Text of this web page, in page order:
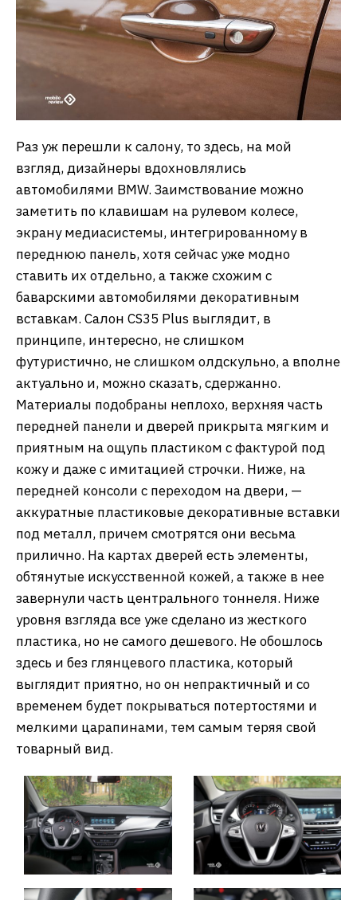
Раз уж перешли к салону, то здесь, на мой
взгляд, дизайнеры вдохновлялись
автомобилями BMW. Заимствование можно
заметить по клавишам на рулевом колесе,
экрану медиасистемы, интегрированному в
переднюю панель, хотя сейчас уже модно
ставить их отдельно, а также схожим с
баварскими автомобилями декоративным
вставкам. Салон CS35 Plus выглядит, в
принципе, интересно, не слишком
футуристично, не слишком олдскульно, а вполне
актуально и, можно сказать, сдержанно.
Материалы подобраны неплохо, верхняя часть
передней панели и дверей прикрыта мягким и
приятным на ощупь пластиком с фактурой под
кожу и даже с имитацией строчки. Ниже, на
передней консоли с переходом на двери, —
аккуратные пластиковые декоративные вставки
под металл, причем смотрятся они весьма
прилично. На картах дверей есть элементы,
обтянутые искусственной кожей, а также в нее
завернули часть центрального тоннеля. Ниже
уровня взгляда все уже сделано из жесткого
пластика, но не самого дешевого. Не обошлось
здесь и без глянцевого пластика, который
выглядит приятно, но он непрактичный и со
временем будет покрываться потертостями и
мелкими царапинами, тем самым теряя свой
товарный вид.